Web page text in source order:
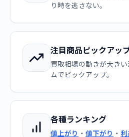
り時を逃さない。
注目商品ピックアッ
買取相場の動きが大き
ムでピックアップ。
各種ランキング
値上がり ・ 値下がり ・ 利